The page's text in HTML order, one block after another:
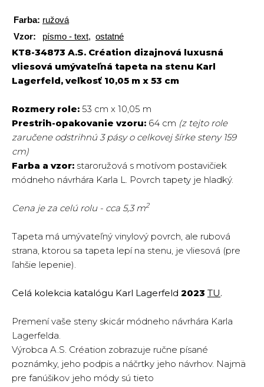
Farba: ružová
Vzor:
písmo - text, ostatné
KT8-34873 A.S. Création dizajnová luxusná
vliesová umývateľná tapeta na stenu Karl
Lagerfeld, veľkosť 10,05 m x 53 cm
Rozmery role: 53 cm x 10,05 m
Prestrih-opakovanie vzoru: 64 cm (z tejto role
zaručene odstrihnú 3 pásy o celkovej šírke steny 159
cm)
Farba a vzor: staroružová s motívom postavičiek
módneho návrhára Karla L. Povrch tapety je hladký.
Cena je za celú rolu - cca 5,3 m2
Tapeta má umývateľný vinylový povrch, ale rubová
strana, ktorou sa tapeta lepí na stenu, je vliesová (pre
ľahšie lepenie).
Celá kolekcia katalógu Karl Lagerfeld 2023 TU.
Premení vaše steny skicár módneho návrhára Karla
Lagerfelda.
Výrobca A.S. Création zobrazuje ručne písané
poznámky, jeho podpis a náčrtky jeho návrhov. Najmä
pre fanúšikov jeho módy sú tieto